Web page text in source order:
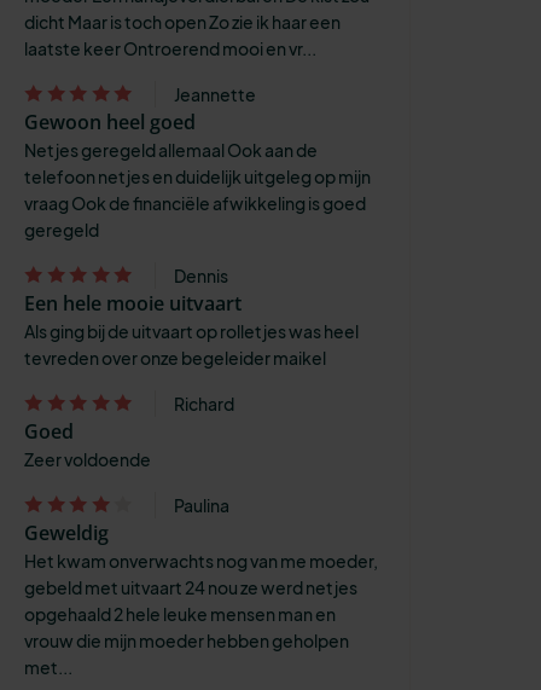
dicht Maar is toch open Zo zie ik haar een
laatste keer Ontroerend mooi en vr...
Jeannette
Gewoon heel goed
Netjes geregeld allemaal Ook aan de
telefoon netjes en duidelijk uitgeleg op mijn
vraag Ook de financiële afwikkeling is goed
geregeld
Dennis
Een hele mooie uitvaart
Als ging bij de uitvaart op rolletjes was heel
tevreden over onze begeleider maikel
Richard
Goed
Zeer voldoende
Paulina
Geweldig
Het kwam onverwachts nog van me moeder,
gebeld met uitvaart 24 nou ze werd netjes
opgehaald 2 hele leuke mensen man en
vrouw die mijn moeder hebben geholpen
met...